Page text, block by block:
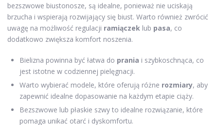
bezszwowe biustonosze, są idealne, ponieważ nie uciskają
brzucha i wspierają rozwijający się biust. Warto również zwrócić
uwagę na możliwość regulacji ramiączek lub pasa, co
dodatkowo zwiększa komfort noszenia.
Bielizna powinna być łatwa do prania i szybkoschnąca, co
jest istotne w codziennej pielęgnacji.
Warto wybierać modele, które oferują różne rozmiary, aby
zapewnić idealne dopasowanie na każdym etapie ciąży.
Bezszwowe lub płaskie szwy to idealne rozwiązanie, które
pomaga unikać otarć i dyskomfortu.